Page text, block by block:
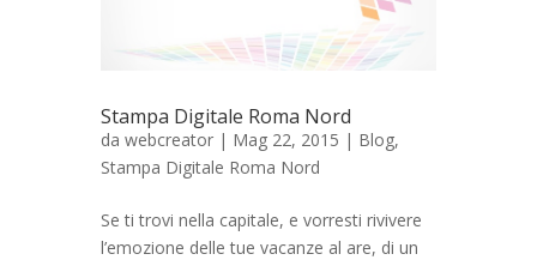
Stampa Digitale Roma Nord
da webcreator | Mag 22, 2015 | Blog,
Stampa Digitale Roma Nord
Se ti trovi nella capitale, e vorresti rivivere
l’emozione delle tue vacanze al are, di un